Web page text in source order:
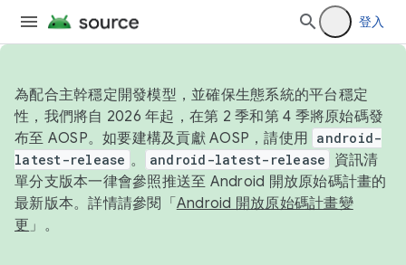
登入
為配合主幹穩定開發模型，並確保生態系統的平台穩定
性，我們將自 2026 年起，在第 2 季和第 4 季將原始碼發
布至 AOSP。如要建構及貢獻 AOSP，請使用 android-
latest-release 。 android-latest-release
資訊清
單分支版本一律會參照推送至 Android 開放原始碼計畫的
最新版本。詳情請參閱「 Android 開放原始碼計畫變
更 」。